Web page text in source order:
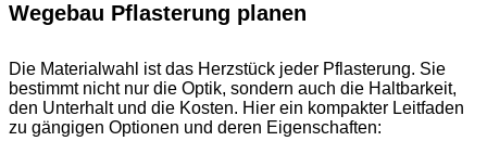
Wegebau Pflasterung planen
Die Materialwahl ist das Herzstück jeder Pflasterung. Sie
bestimmt nicht nur die Optik, sondern auch die Haltbarkeit,
den Unterhalt und die Kosten. Hier ein kompakter Leitfaden
zu gängigen Optionen und deren Eigenschaften: